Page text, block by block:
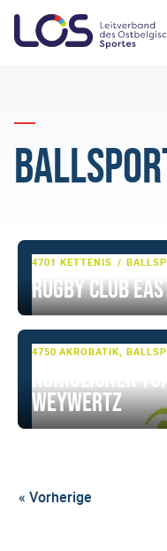
4701 KETTENIS
Rugby Club
4750 WEYWERTZ
Königlicher
Weywertz
« Vorherige